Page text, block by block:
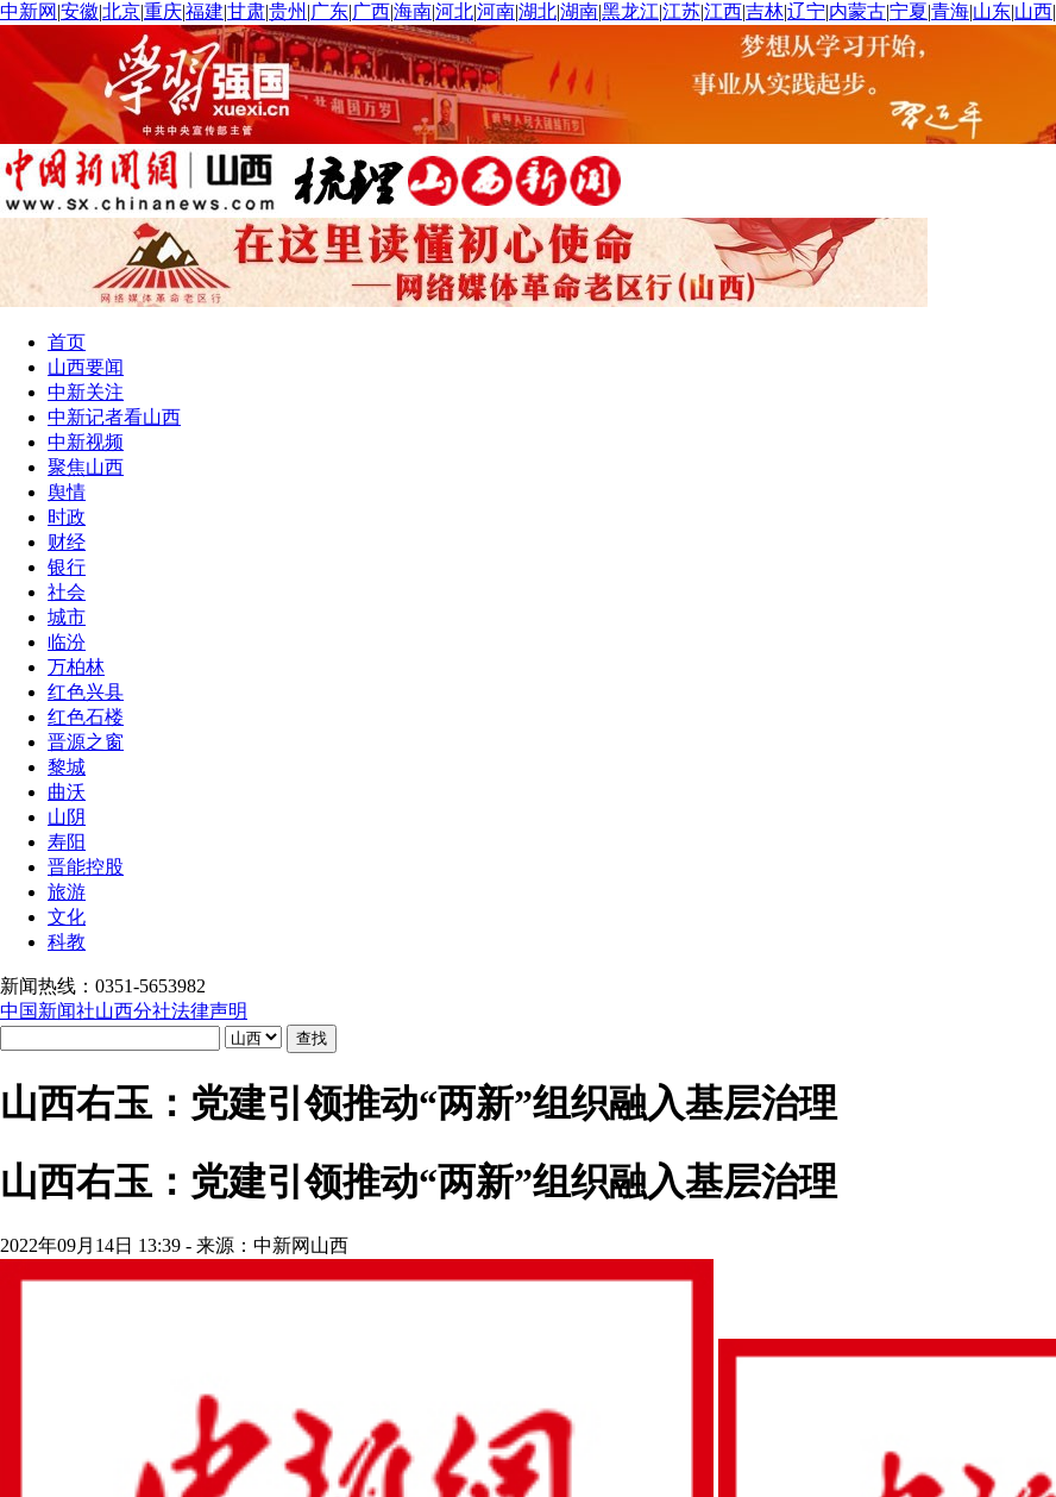
中新网 |安徽|北京|重庆|福建|甘肃|贵州 |广东|广西|海南|河北|河南|湖北|湖南|黑龙江|江苏|江西|吉林|辽宁|内蒙古|宁夏|青海|山东|山西|
首页
山西要闻
中新关注
中新记者看山西
中新视频
聚焦山西
舆情
时政
财经
银行
社会
城市
临汾
万柏林
红色兴县
红色石楼
晋源之窗
黎城
曲沃
山阴
寿阳
晋能控股
旅游
文化
科教
新闻热线：0351-5653982
中国新闻社山西分社法律声明
山西右玉：党建引领推动“两新”组织融入基层治理
山西右玉：党建引领推动“两新”组织融入基层治理
2022年09月14日 13:39 - 来源：中新网山西